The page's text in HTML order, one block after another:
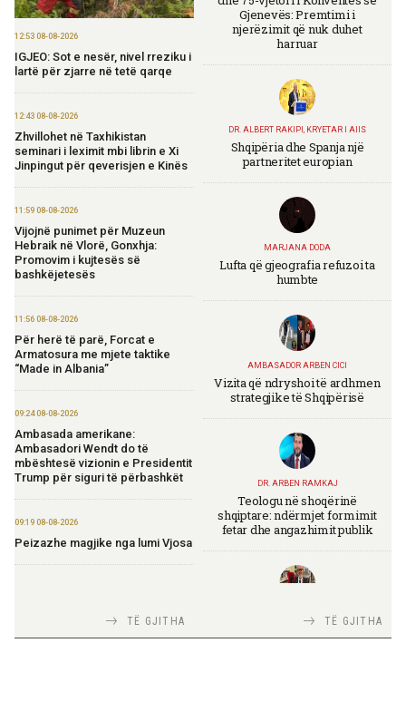
12:53 08-08-2026
IGJEO: Sot e nesër, nivel rreziku i
lartë për zjarre në tetë qarqe
12:43 08-08-2026
Zhvillohet në Taxhikistan
seminari i leximit mbi librin e Xi
Jinpingut për qeverisjen e Kinës
11:59 08-08-2026
Vijojnë punimet për Muzeun
Hebraik në Vlorë, Gonxhja:
Promovim i kujtesës së
bashkëjetesës
11:56 08-08-2026
Për herë të parë, Forcat e
Armatosura me mjete taktike
“Made in Albania”
09:24 08-08-2026
Ambasada amerikane:
Ambasadori Wendt do të
mbështesë vizionin e Presidentit
Trump për siguri të përbashkët
09:19 08-08-2026
Peizazhe magjike nga lumi Vjosa
ndërhyrjet në Mallakastër dhe
Klos për izolimin e zjarreve
TË GJITHA
Gjenevës: Premtimi i
njerëzimit që nuk duhet
harruar
DR. ALBERT RAKIPI, KRYETAR I AIIS
Shqipëria dhe Spanja një
partneritet europian
MARJANA DODA
Lufta që gjeografia refuzoi ta
humbte
AMBASADOR ARBEN CICI
Vizita që ndryshoi të ardhmen
strategjike të Shqipërisë
DR. ARBEN RAMKAJ
Teologu në shoqërinë
shqiptare: ndërmjet formimit
fetar dhe angazhimit publik
TIRANA DIPLOMATTË GJITHA